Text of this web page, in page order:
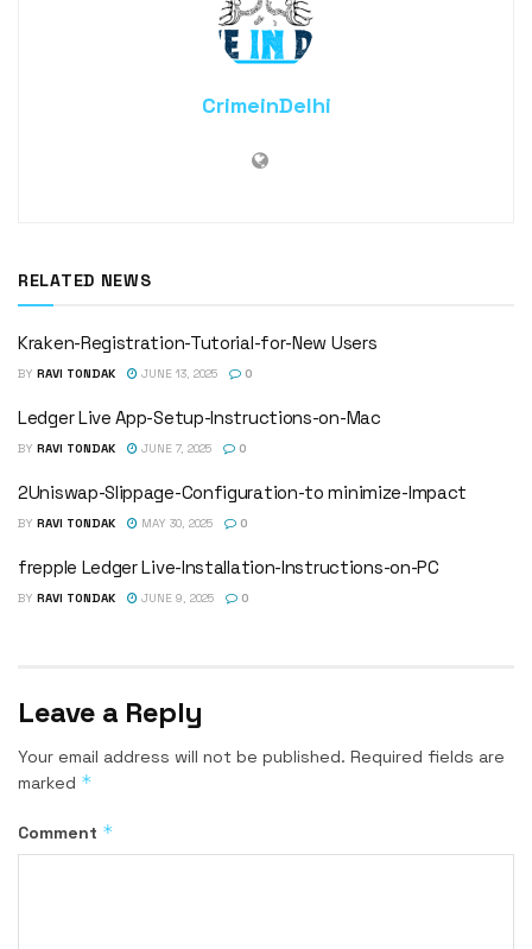
CrimeinDelhi
RELATED NEWS
Kraken-Registration-Tutorial-for-New Users
BY RAVI TONDAK JUNE 13, 2025 0
Ledger Live App-Setup-Instructions-on-Mac
BY RAVI TONDAK JUNE 7, 2025 0
2Uniswap-Slippage-Configuration-to minimize-Impact
BY RAVI TONDAK MAY 30, 2025 0
frepple Ledger Live-Installation-Instructions-on-PC
BY RAVI TONDAK JUNE 9, 2025 0
Leave a Reply
Your email address will not be published. Required fields are
marked *
Comment *